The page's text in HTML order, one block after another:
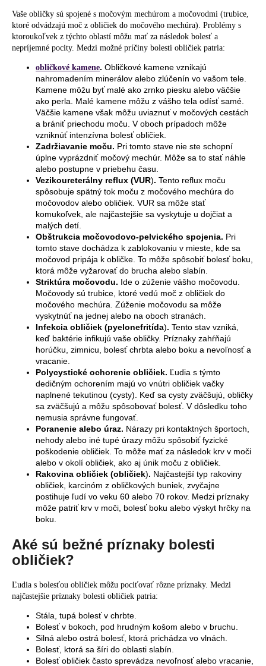
Vaše obličky sú spojené s močovým mechúrom a močovodmi (trubice,
ktoré odvádzajú moč z obličiek do močového mechúra). Problémy s
ktoroukoľvek z týchto oblastí môžu mať za následok bolesť a
nepríjemné pocity. Medzi možné príčiny bolesti obličiek patria:
obličkové kamene. Obličkové kamene vznikajú
nahromadením minerálov alebo zlúčenín vo vašom tele.
Kamene môžu byť malé ako zrnko piesku alebo väčšie
ako perla. Malé kamene môžu z vášho tela odísť samé.
Väčšie kamene však môžu uviaznuť v močových cestách
a brániť priechodu moču. V oboch prípadoch môže
vzniknúť intenzívna bolesť obličiek.
Zadržiavanie moču. Pri tomto stave nie ste schopní
úplne vyprázdniť močový mechúr. Môže sa to stať náhle
alebo postupne v priebehu času.
Vezikoureterálny reflux (VUR). Tento reflux moču
spôsobuje spätný tok moču z močového mechúra do
močovodov alebo obličiek. VUR sa môže stať
komukoľvek, ale najčastejšie sa vyskytuje u dojčiat a
malých detí.
Obštrukcia močovodovo-pelvického spojenia. Pri
tomto stave dochádza k zablokovaniu v mieste, kde sa
močovod pripája k obličke. To môže spôsobiť bolesť boku,
ktorá môže vyžarovať do brucha alebo slabín.
Striktúra močovodu. Ide o zúženie vášho močovodu.
Močovody sú trubice, ktoré vedú moč z obličiek do
močového mechúra. Zúženie močovodu sa môže
vyskytnúť na jednej alebo na oboch stranách.
Infekcia obličiek (pyelonefritída). Tento stav vzniká,
keď baktérie infikujú vaše obličky. Príznaky zahŕňajú
horúčku, zimnicu, bolesť chrbta alebo boku a nevoľnosť a
vracanie.
Polycystické ochorenie obličiek. Ľudia s týmto
dedičným ochorením majú vo vnútri obličiek vačky
naplnené tekutinou (cysty). Keď sa cysty zväčšujú, obličky
sa zväčšujú a môžu spôsobovať bolesť. V dôsledku toho
nemusia správne fungovať.
Poranenie alebo úraz. Nárazy pri kontaktných športoch,
nehody alebo iné tupé úrazy môžu spôsobiť fyzické
poškodenie obličiek. To môže mať za následok krv v moči
alebo v okolí obličiek, ako aj únik moču z obličiek.
Rakovina obličiek (obličiek). Najčastejší typ rakoviny
obličiek, karcinóm z obličkových buniek, zvyčajne
postihuje ľudí vo veku 60 alebo 70 rokov. Medzi príznaky
môže patriť krv v moči, bolesť boku alebo výskyt hrčky na
boku.
Aké sú bežné príznaky bolesti
obličiek?
Ľudia s bolesťou obličiek môžu pociťovať rôzne príznaky. Medzi
najčastejšie príznaky bolesti obličiek patria:
Stála, tupá bolesť v chrbte.
Bolesť v bokoch, pod hrudným košom alebo v bruchu.
Silná alebo ostrá bolesť, ktorá prichádza vo vlnách.
Bolesť, ktorá sa šíri do oblasti slabín.
Bolesť obličiek často sprevádza nevoľnosť alebo vracanie,